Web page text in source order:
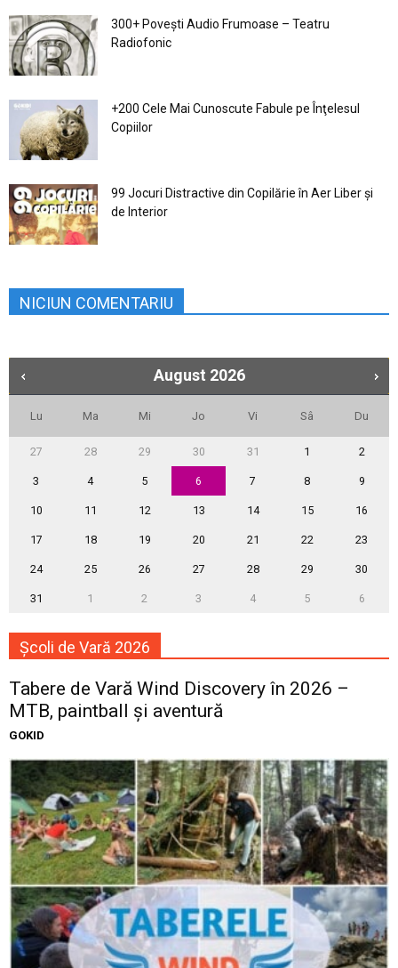
300+ Povești Audio Frumoase – Teatru
Radiofonic
+200 Cele Mai Cunoscute Fabule pe Înţelesul
Copiilor
99 Jocuri Distractive din Copilărie în Aer Liber şi
de Interior
NICIUN COMENTARIU
August 2026
Lu Ma Mi Jo Vi Sâ Du
27 28 29 30 31 1 2
3 4 5 6 7 8 9
10 11 12 13 14 15 16
17 18 19 20 21 22 23
24 25 26 27 28 29 30
31 1 2 3 4 5 6
Școli de Vară 2026
Tabere de Vară Wind Discovery în 2026 –
MTB, paintball și aventură
GOKID